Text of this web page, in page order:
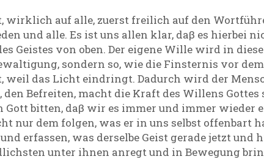
wirklich auf alle, zuerst freilich auf den
und alle. Es ist uns allen klar, daβ es hierbei
Geistes von oben. Der eigene Wille wird in
sondern so, wie die Finsternis vor
weil das Licht eindringt. Dadurch wird der
Befreiten, macht die Kraft des Willens
Gott bitten, daβ wir es immer und immer wieder
nur dem folgen, was er in uns selbst offenbart
erfassen, was derselbe Geist gerade jetzt und
unter ihnen anregt und in Bewegung